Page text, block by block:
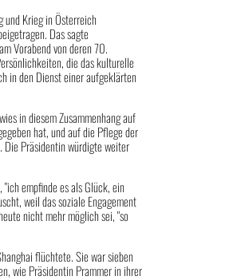
und Krieg in Österreich
Das sagte
Vorabend von deren 70.
die das kulturelle
in den Dienst einer aufgeklärten
in diesem Zusammenhang auf
hat, und auf die Pflege der
Die Präsidentin würdigte weiter
empfinde es als Glück, ein
weil das soziale Engagement
nicht mehr möglich sei, "so
flüchtete. Sie war sieben
wie Präsidentin Prammer in ihrer